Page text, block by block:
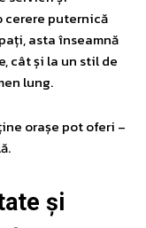
cerere puternică
asta înseamnă
cât și la un stil de
lung.
orașe pot oferi –
și